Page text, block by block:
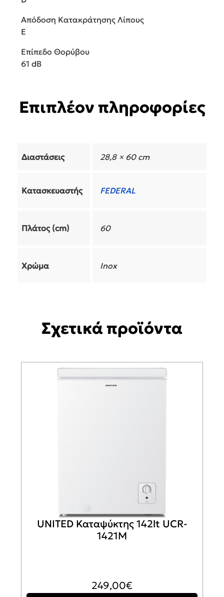
Απόδοση Κατακράτησης Λίπους
E
Επίπεδο Θορύβου
61 dB
Επιπλέον πληροφορίες
Διαστάσεις 28,8 × 60 cm
Κατασκευαστής FEDERAL
Πλάτος (cm) 60
Χρώμα Inox
Σχετικά προϊόντα
UNITED Καταψύκτης 142lt UCR-
1421M
249,00€